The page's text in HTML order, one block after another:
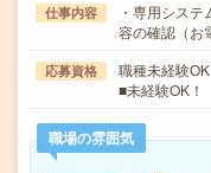
仕事内容
・専用シス
容の確認（お
応募資格
職種未経験
■未経験OK！
職場の雰囲気